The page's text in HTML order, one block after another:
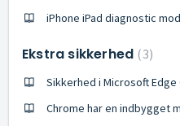
iPhone iPad diagnostic
Ekstra sikkerhed 3
Sikkerhed i Microsoft Edge
Chrome har en indbygget